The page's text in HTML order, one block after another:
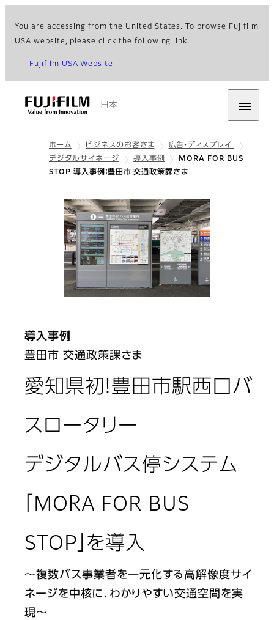
You are accessing from the United States. To browse Fujifilm
USA website, please click the following link.
Fujifilm USA Website
日本
ホーム ビジネスのお客さま
広告・ディスプレイ
デジタルサイネージ
導入事例
MORA FOR BUS
STOP 導入事例：豊田市 交通政策課さま
導入事例
豊田市 交通政策課さま
愛知県初！豊田市駅西口バ
スロータリー
デジタルバス停システム
「MOＲA FOR BUS
STOP」を導入
～複数バス事業者を一元化する高解像度サイ
ネージを中核に、わかりやすい交通空間を実
現～